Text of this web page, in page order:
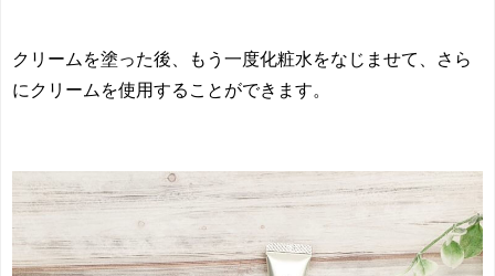
クリームを塗った後、もう一度化粧水をなじませて、さら
にクリームを使用することができます。